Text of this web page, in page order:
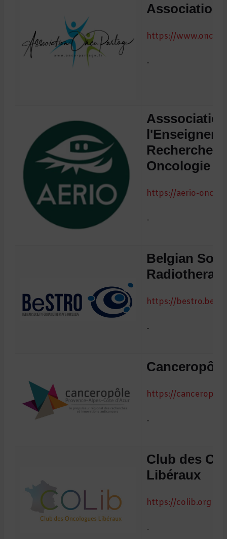
Association
https://www.onco-
-
Recherche
Oncologie
https://aerio-
-
Belgian
https://bestro.be
-
https://
-
Club des
Libéraux
https://colib.org
-